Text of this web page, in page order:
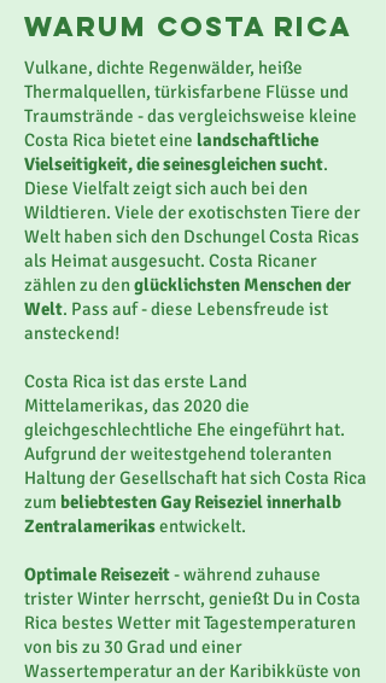
Warum COSTA RICA
Vulkane, dichte Regenwälder, heiße
Thermalquellen, türkisfarbene Flüsse und
Traumstrände - das vergleichsweise kleine
Costa Rica bietet eine landschaftliche
Vielseitigkeit, die seinesgleichen sucht.
Diese Vielfalt zeigt sich auch bei den
Wildtieren. Viele der exotischsten Tiere der
Welt haben sich den Dschungel Costa Ricas
als Heimat ausgesucht. Costa Ricaner
zählen zu denglücklichsten Menschen der
Welt. Pass auf - diese Lebensfreude ist
ansteckend!
Costa Rica ist das erste Land
Mittelamerikas, das 2020 die
gleichgeschlechtliche Ehe eingeführt hat.
Aufgrund der weitestgehend toleranten
Haltung der Gesellschaft hat sich Costa Rica
zum beliebtesten Gay Reiseziel innerhalb
Zentralamerikasentwickelt.
Optimale Reisezeit-während zuhause
trister Winter herrscht, genießt Du in Costa
Rica bestes Wetter mit Tagestemperaturen
von bis zu 30 Grad und einer
Wassertemperatur an der Karibikküste von